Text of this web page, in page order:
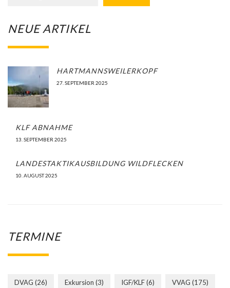
NEUE ARTIKEL
HARTMANNSWEILERKOPF
27. SEPTEMBER 2025
KLF ABNAHME
13. SEPTEMBER 2025
LANDESTAKTIKAUSBILDUNG WILDFLECKEN
10. AUGUST 2025
TERMINE
DVAG (26) Exkursion (3) IGF/KLF(6) VVAG (175)